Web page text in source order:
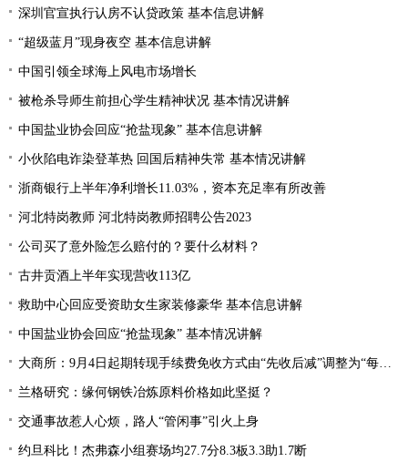
深圳官宣执行认房不认贷政策 基本信息讲解
“超级蓝月”现身夜空 基本信息讲解
中国引领全球海上风电市场增长
被枪杀导师生前担心学生精神状况 基本情况讲解
中国盐业协会回应“抢盐现象” 基本信息讲解
小伙陷电诈染登革热 回国后精神失常 基本情况讲解
浙商银行上半年净利增长11.03%，资本充足率有所改善
河北特岗教师 河北特岗教师招聘公告2023
公司买了意外险怎么赔付的？要什么材料？
古井贡酒上半年实现营收113亿
救助中心回应受资助女生家装修豪华 基本信息讲解
中国盐业协会回应“抢盐现象” 基本情况讲解
大商所：9月4日起期转现手续费免收方式由“先收后减”调整为“每日直接减免”
兰格研究：缘何钢铁冶炼原料价格如此坚挺？
交通事故惹人心烦，路人“管闲事”引火上身
约旦科比！杰弗森小组赛场均27.7分8.3板3.3助1.7断